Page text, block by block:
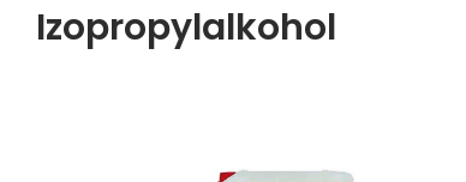
Izopropylalkohol